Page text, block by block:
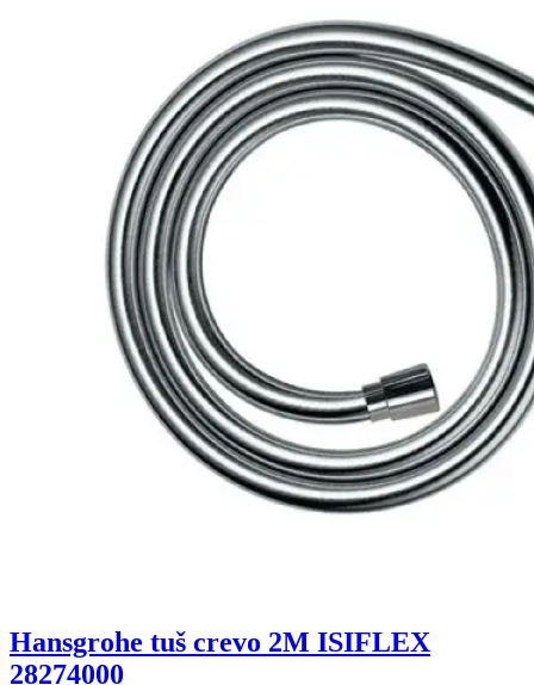
Hansgrohe tuš crevo 2M ISIFLEX
28274000